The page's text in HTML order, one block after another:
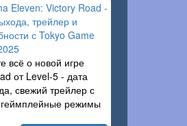
Eleven: Victory Road -
трейлер и
с Tokyo Game
всё о новой игре
от Level-5 - дата
свежий трейлер с
режимы